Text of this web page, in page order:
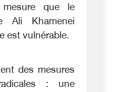
mesure que le
Ali Khamenei
est vulnérable.
des mesures
: une